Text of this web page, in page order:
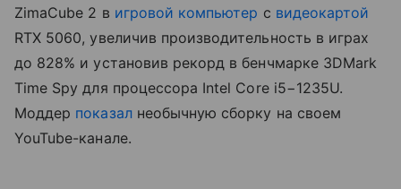
ZimaCube 2 в игровой компьютер с видеокартой
RTX 5060, увеличив производительность в играх
до 828% и установив рекорд в бенчмарке 3DMark
Time Spy для процессора Intel Core i5−1235U.
Моддер показалнеобычную сборку на своем
YouTube-канале.